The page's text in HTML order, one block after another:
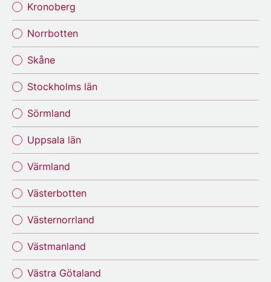
Kronoberg
Norrbotten
Skåne
Stockholms län
Sörmland
Uppsala län
Värmland
Västerbotten
Västernorrland
Västmanland
Västra Götaland